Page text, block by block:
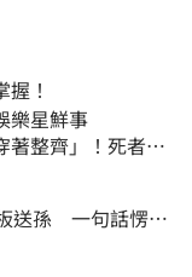
！
樂星鮮事
整齊」！死者身
送孫 一句話愣原